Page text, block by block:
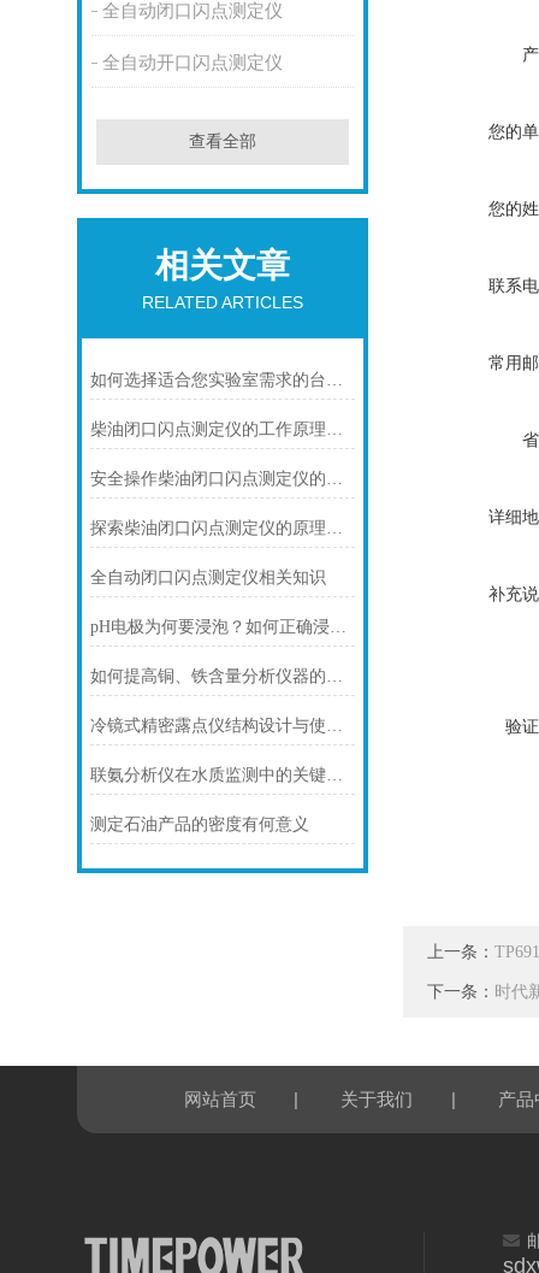
全自动闭口闪点测定仪
全自动开口闪点测定仪
查看全部
相关文章
RELATED ARTICLES
如何选择适合您实验室需求的台式柴油闪点测定仪？
柴油闭口闪点测定仪的工作原理与技术特点概述
安全操作柴油闭口闪点测定仪的注意事项
探索柴油闭口闪点测定仪的原理与闪点测量技术
全自动闭口闪点测定仪相关知识
pH电极为何要浸泡？如何正确浸泡？
如何提高铜、铁含量分析仪器的工作效率？
冷镜式精密露点仪结构设计与使用要求
联氨分析仪在水质监测中的关键作用说明
测定石油产品的密度有何意义
您的
您的
联系
常用
详细
补充
验
上一条：
下一条： 时代
网站首页 | 关于我们 | 产品